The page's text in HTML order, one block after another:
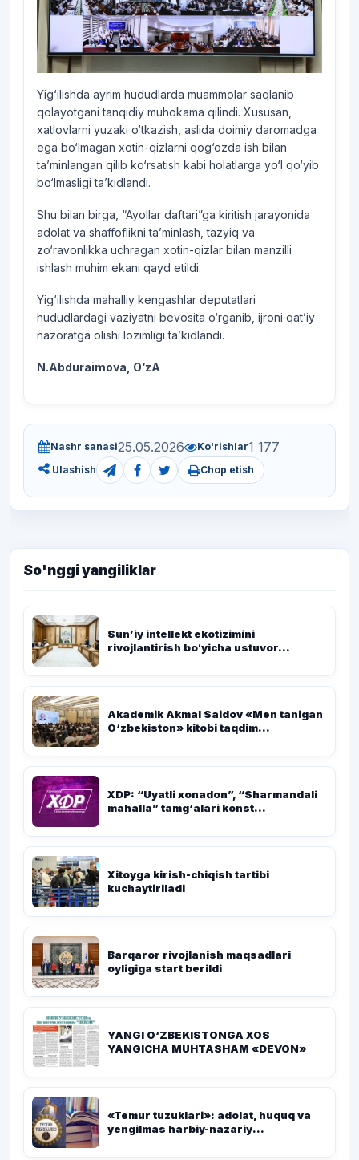
Yig‘ilishda ayrim hududlarda muammolar saqlanib
qolayotgani tanqidiy muhokama qilindi. Xususan,
xatlovlarni yuzaki o‘tkazish, aslida doimiy daromadga
ega bo‘lmagan xotin-qizlarni qog‘ozda ish bilan
ta’minlangan qilib ko‘rsatish kabi holatlarga yo‘l qo‘yib
bo‘lmasligi ta’kidlandi.
Shu bilan birga, “Ayollar daftari”ga kiritish jarayonida
adolat va shaffoflikni ta’minlash, tazyiq va
zo‘ravonlikka uchragan xotin-qizlar bilan manzilli
ishlash muhim ekani qayd etildi.
Yig‘ilishda mahalliy kengashlar deputatlari
hududlardagi vaziyatni bevosita o‘rganib, ijroni qat’iy
nazoratga olishi lozimligi ta’kidlandi.
N.Abduraimova, O‘zA
Nashr sanasi25.05.2026 Ko'rishlar1 177
Ulashish Chop etish
So'nggi yangiliklar
Sunʼiy intellekt ekotizimini
rivojlantirish boʻyicha ustuvor...
Akademik Akmal Saidov «Men tanigan
O‘zbekiston» kitobi taqdim...
XDP: “Uyatli xonadon”, “Sharmandali
mahalla” tamg‘alari konst...
Xitoyga kirish-chiqish tartibi
kuchaytiriladi
Barqaror rivojlanish maqsadlari
oyligiga start berildi
YANGI O‘ZBEKISTONGA XOS
YANGICHA MUHTASHAM «DEVON»
«Temur tuzuklari»: adolat, huquq va
yengilmas harbiy-nazariy...